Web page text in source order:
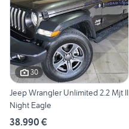
30
Jeep Wrangler Unlimited 2.2 Mjt II
Night Eagle
38.990 €